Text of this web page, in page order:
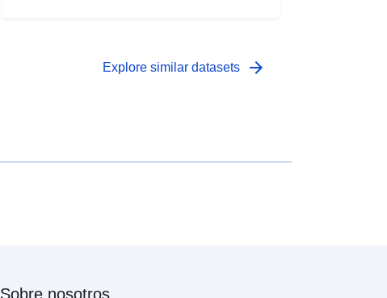
Explore similar datasets arrow_forward
Sobre nosotros